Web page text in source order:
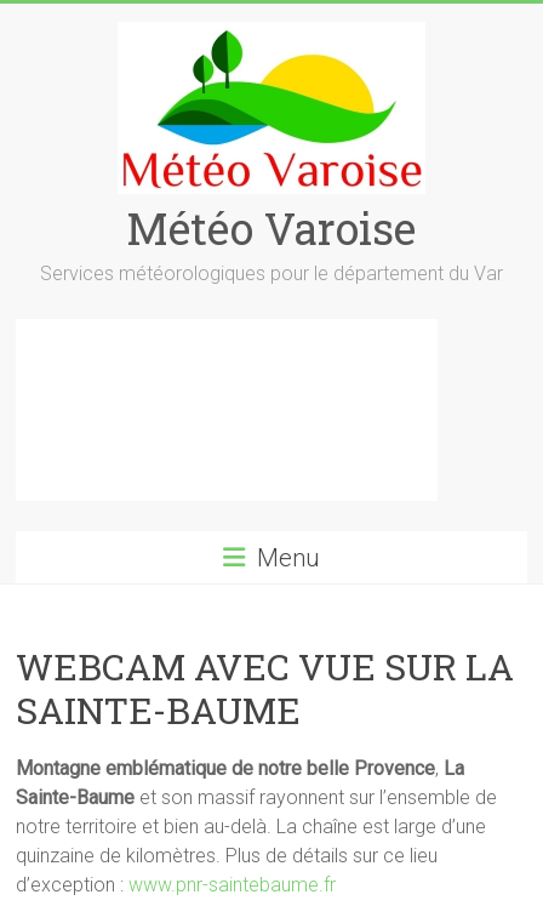
Météo Varoise
Services météorologiques pour le département du Var
Menu
WEBCAM AVEC VUE SUR LA
SAINTE-BAUME
Montagne emblématique de notre belle Provence, La
Sainte-Baume et son massif rayonnent sur l’ensemble de
notre territoire et bien au-delà. La chaîne est large d’une
quinzaine de kilomètres. Plus de détails sur ce lieu
d’exception :www.pnr-saintebaume.fr